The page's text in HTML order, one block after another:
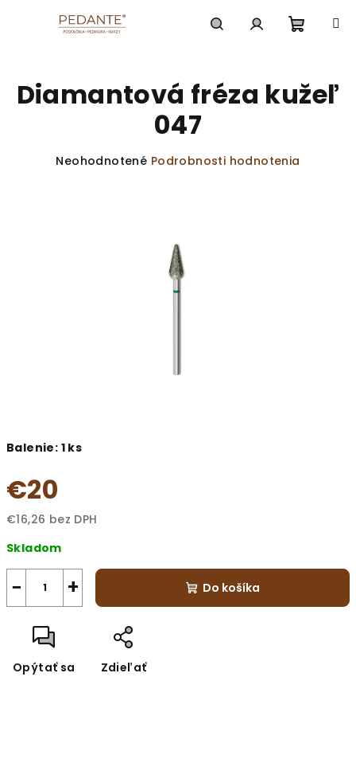
košík
Balenie: 1 ks
€20
€16,26 bez DPH
cena:
Skladom
+
− Do košíka
Opýtať sa Zdieľať
Diamantová fréza kužeľ
047
Priemerné
Neohodnotené Podrobnosti hodnotenia